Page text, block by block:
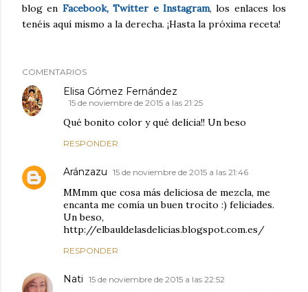
blog en Facebook, Twitter e Instagram, los enlaces los
tenéis aquí mismo a la derecha. ¡Hasta la próxima receta!
COMENTARIOS
Elisa Gómez Fernández
15 de noviembre de 2015 a las 21:25
Qué bonito color y qué delicia!! Un beso
RESPONDER
Aránzazu 15 de noviembre de 2015 a las 21:46
MMmm que cosa más deliciosa de mezcla, me
encanta me comía un buen trocito :) feliciades.
Un beso,
http://elbauldelasdelicias.blogspot.com.es/
RESPONDER
Nati 15 de noviembre de 2015 a las 22:52